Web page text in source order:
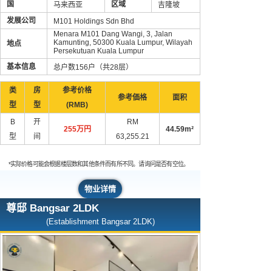
国
马来西亚 区域
吉隆坡
发展公司
M101 Holdings Sdn Bhd
地点
Menara M101 Dang Wangi, 3, Jalan
Kamunting, 50300 Kuala Lumpur, Wilayah
Persekutuan Kuala Lumpur
基本信息
总户数156户（共28层）
类
型
房
型
参考价格
(RMB)
参考価格 面积
B
型
开
间
255万円
RM
63,255.21
44.59m²
*实际价格可能会根据楼层数和其他条件而有所不同。请询问是否有空位。
物业详情
尊邸 Bangsar 2LDK
(Establishment Bangsar 2LDK)